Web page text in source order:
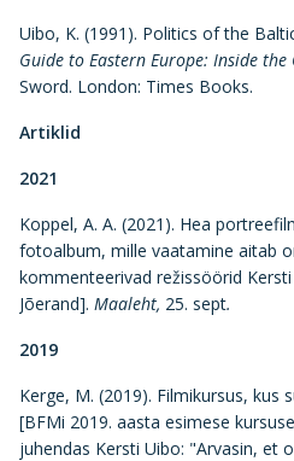
Uibo, K. (1991). Politics of the
Guide to Eastern Europe: Inside the
Sword. London: Times Books.
Artiklid
2021
Koppel, A. A. (2021). Hea
fotoalbum, mille vaatamine aitab
kommenteerivad režissöörid
Jõerand]. Maaleht, 25. sept.
2019
Kerge, M. (2019). Filmikursus, kus
[BFMi 2019. aasta esimese
juhendas Kersti Uibo: "Arvasin, et